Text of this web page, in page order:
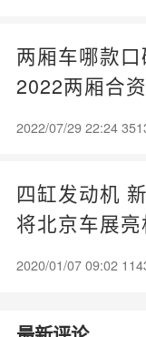
两厢车哪款口
2022两厢合
2022/07/29 22:24
四缸发动机
将北京车展亮
2020/01/07 09:02